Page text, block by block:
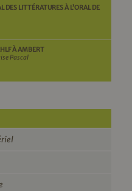
DES LITTÉRATURES À L’ORAL DE
À AMBERT
Pascal